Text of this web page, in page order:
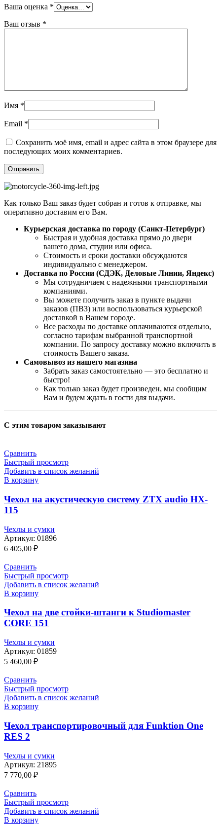
Ваша оценка *
Ваш отзыв *
Имя *
Email *
Сохранить моё имя, email и адрес сайта в этом браузере для
последующих моих комментариев.
Как только Ваш заказ будет собран и готов к отправке, мы
оперативно доставим его Вам.
Курьерская доставка по городу (Санкт-Петербург)
Быстрая и удобная доставка прямо до двери
вашего дома, студии или офиса.
Стоимость и сроки доставки обсуждаются
индивидуально с менеджером.
Доставка по России (СДЭК, Деловые Линии, Яндекс)
Мы сотрудничаем с надежными транспортными
компаниями.
Вы можете получить заказ в пункте выдачи
заказов (ПВЗ) или воспользоваться курьерской
доставкой в Вашем городе.
Все расходы по доставке оплачиваются отдельно,
согласно тарифам выбранной транспортной
компании. По запросу доставку можно включить в
стоимость Вашего заказа.
Самовывоз из нашего магазина
Забрать заказ самостоятельно — это бесплатно и
быстро!
Как только заказ будет произведен, мы сообщим
Вам и будем ждать в гости для выдачи.
С этим товаром заказывают
Сравнить
Быстрый просмотр
Добавить в список желаний
В корзину
Чехол на акустическую систему ZTX audio HX-
115
Чехлы и сумки
Артикул: 01896
6 405,00 ₽
Сравнить
Быстрый просмотр
Добавить в список желаний
В корзину
Чехол на две стойки-штанги к Studiomaster
CORE 151
Чехлы и сумки
Артикул: 01859
5 460,00 ₽
Сравнить
Быстрый просмотр
Добавить в список желаний
В корзину
Чехол транспортировочный для Funktion One
RES 2
Чехлы и сумки
Артикул: 21895
7 770,00 ₽
Сравнить
Быстрый просмотр
Добавить в список желаний
В корзину